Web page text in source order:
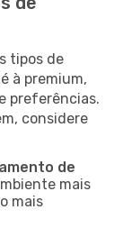
tipos de
à premium,
preferências.
considere
de
mais
mais